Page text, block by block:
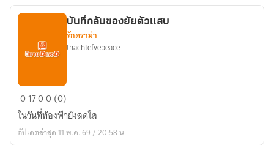
บันทึก
ลับ
ของ
ยัย
บันทึกลับของยัยตัวแสบ
รักดราม่า
thachtefvepeace
01700 (0)
ในวันที่ท้องฟ้ายังสดใส
อัปเดตล่าสุด 11 พ.ค. 69 / 20:58 น.